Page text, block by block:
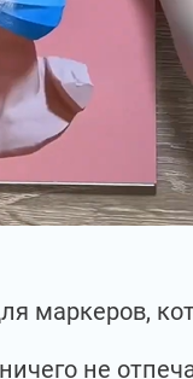
маркеров,
не